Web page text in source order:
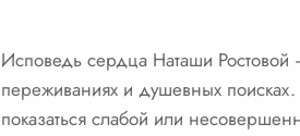
Исповедь сердца Наташи Ростовой
переживаниях и душевных
показаться слабой или